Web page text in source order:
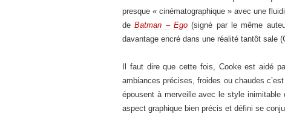
presque « cinématographique » avec une
deBatman – Ego(signé par le même
davantage encré dans une réalité tantôt sale
Il faut dire que cette fois, Cooke est aidé
ambiances précises, froides ou chaudes
épousent à merveille avec le style inimitable
aspect graphique bien précis et défini se